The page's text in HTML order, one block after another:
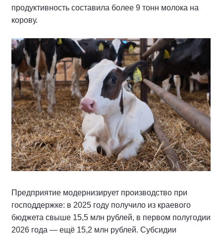
продуктивность составила более 9 тонн молока на
корову.
Предприятие модернизирует производство при
господдержке: в 2025 году получило из краевого
бюджета свыше 15,5 млн рублей, в первом полугодии
2026 года — ещё 15,2 млн рублей. Субсидии